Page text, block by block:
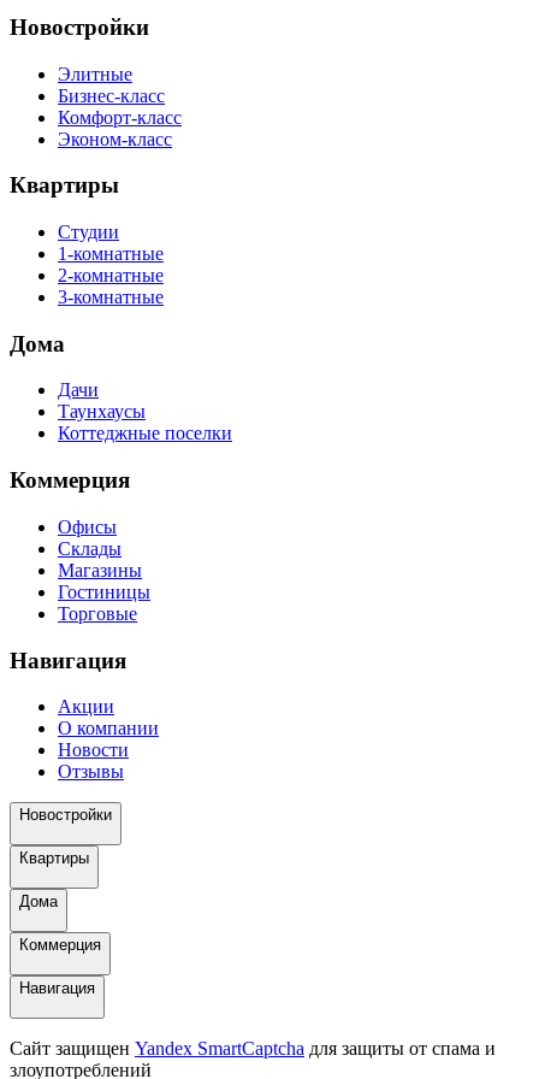
Новостройки
Элитные
Бизнес-класс
Комфорт-класс
Эконом-класс
Квартиры
Студии
1-комнатные
2-комнатные
3-комнатные
Дома
Дачи
Таунхаусы
Коттеджные поселки
Коммерция
Офисы
Склады
Магазины
Гостиницы
Торговые
Навигация
Акции
О компании
Новости
Отзывы
Новостройки
Квартиры
Дома
Коммерция
Навигация
Сайт защищен Yandex SmartCaptcha для защиты от спама и
злоупотреблений